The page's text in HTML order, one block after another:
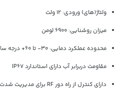
ولتاژ(های) ورودی: 12 ولت
میزان روشنایی: 6900 لومن
محدوده عملکرد دمایی: 30- تا 60+ درجه سانتی‌گراد
مقاومت دربرابر آب دارای استاندارد IP67
دارای کنترل از راه دور RF برای مدیریت شدت نور تا فاصله 15 متری